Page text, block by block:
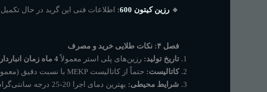
🔸رزین کیتون 600 : اطلاعات فنی این گرید در حال
فصل ۴: نکات طلایی خرید و مصرف
تاریخ تولید: رزین‌های پلی استر معمولاً4 ماه زمان انبارداری
کاتالیست: حتماً از کاتالیست MEKP با نسبت دقیق (معمولاً 1.5 تا 2.5 درصد) استفاده کنید.
شرایط محیطی: بهترین دمای اجرا 20-25 درجه سانتی‌گراد است.